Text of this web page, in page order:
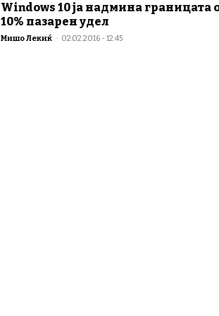
Windows 10 ја надмина границата
10% пазарен удел
Мишо Лекиќ - 02.02.2016 - 12:45